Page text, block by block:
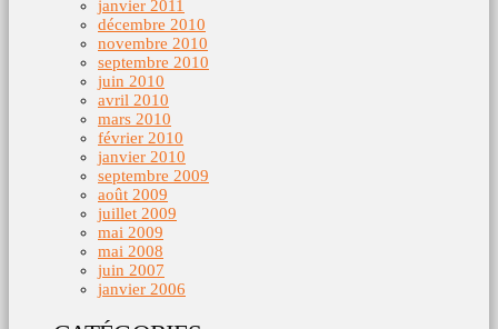
janvier 2011
décembre 2010
novembre 2010
septembre 2010
juin 2010
avril 2010
mars 2010
février 2010
janvier 2010
septembre 2009
août 2009
juillet 2009
mai 2009
mai 2008
juin 2007
janvier 2006